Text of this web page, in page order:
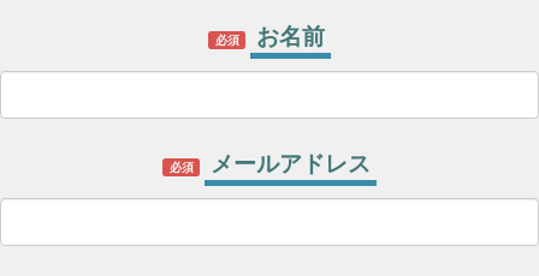
必須 お名前
必須 メールアドレス